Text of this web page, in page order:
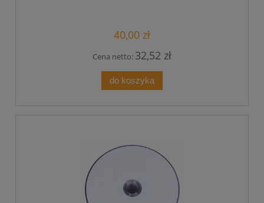
40,00 zł
Cena netto: 32,52 zł
do koszyka